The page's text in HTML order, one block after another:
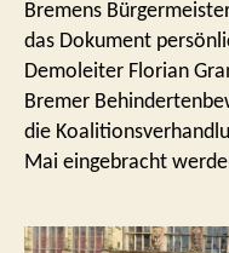
Bremens
das Dokument
Demoleiter Florian
Bremer
die
Mai eingebracht